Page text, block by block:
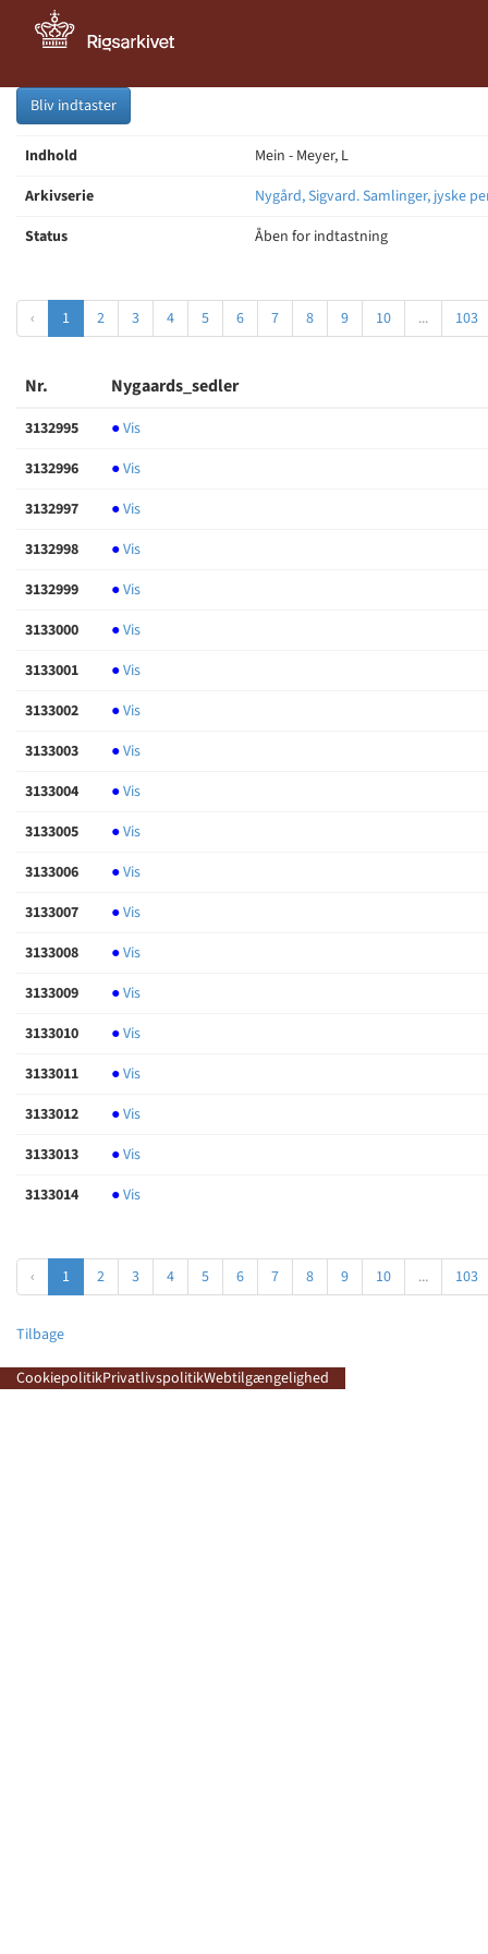
Bliv indtaster
Indhold
Mein - Meyer, L
Arkivserie
Nygård, Sigvard. Samlinger, jyske
Status
Åben for indtastning
‹ 1 2 3 4 5 6 7 8 9 10 ... 103
Nr. Nygaards_sedler
3132995 ●Vis
3132996
●Vis
3132997
●Vis
3132998
●Vis
3132999
●Vis
3133000
●Vis
3133001
●Vis
3133002
●Vis
3133003
●Vis
3133004
●Vis
3133005
●Vis
3133006
●Vis
3133007
●Vis
3133008
●Vis
3133009
●Vis
3133010
●Vis
3133011
●Vis
3133012
●Vis
3133013
●Vis
3133014
●Vis
‹ 1 2 3 4 5 6 7 8 9 10 ... 103
Tilbage
CookiepolitikPrivatlivspolitikWebtilgængelighed